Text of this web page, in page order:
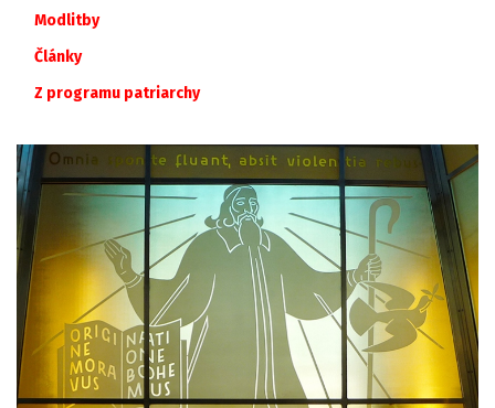
Modlitby
Články
Z programu patriarchy